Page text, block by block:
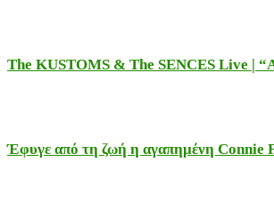
The KUSTOMS & The SENCES Live |
Έφυγε από τη ζωή η αγαπημένη